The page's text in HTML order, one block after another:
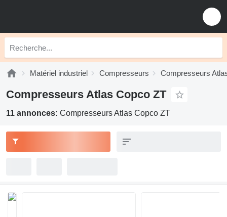
Matériel industriel Compresseurs Compresseurs
Compresseurs Atlas Copco ZT
11 annonces: Compresseurs Atlas Copco ZT